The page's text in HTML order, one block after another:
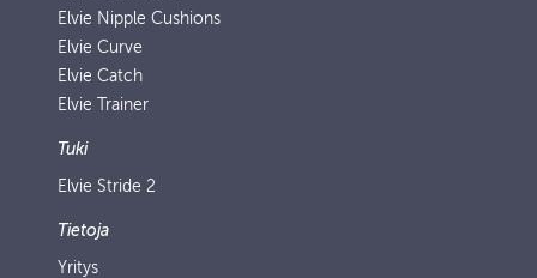
Elvie Nipple Cushions
Elvie Curve
Elvie Catch
Elvie Trainer
Tuki
Elvie Stride 2
Tietoja
Yritys